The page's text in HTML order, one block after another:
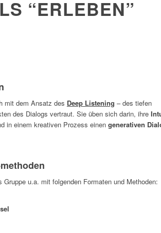
“ERLEBEN”
mit dem Ansatz des Deep Listening – des tiefen
des Dialogs vertraut. Sie üben sich darin, ihre
in einem kreativen Prozess einen generativen
Gruppe u.a. mit folgenden Formaten und Methoden: